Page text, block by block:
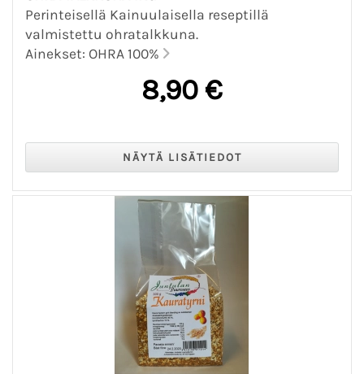
Perinteisellä Kainuulaisella reseptillä
valmistettu ohratalkkuna.
Ainekset: OHRA 100%
8,90 €